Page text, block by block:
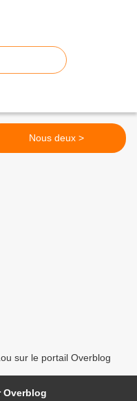
Nous deux >
sur le portail Overblog
Overblog